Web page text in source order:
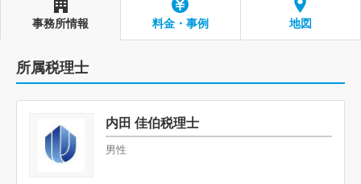
事務所情報 料金・事例 地図
所属税理士
内田 佳伯税理士
男性